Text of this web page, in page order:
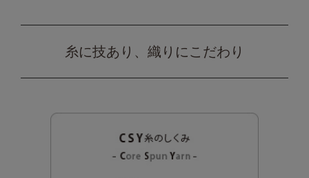
糸に技あり、織りにこだわり